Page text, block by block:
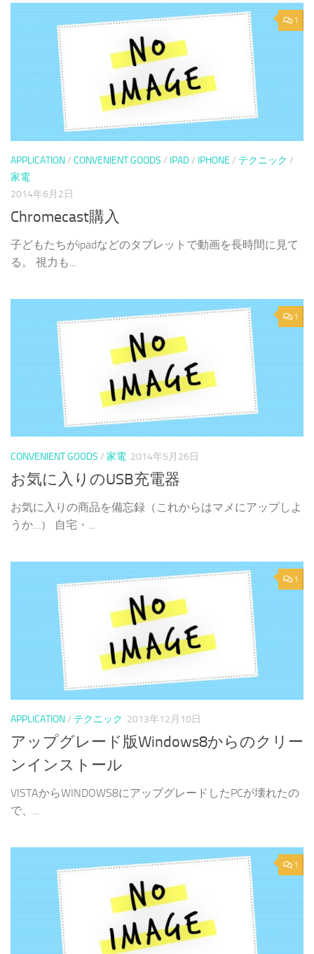
1
APPLICATION/ CONVENIENT GOODS / IPAD/ IPHONE / テクニック /
家電
2014年6月2日
Chromecast購入
子どもたちがipadなどのタブレットで動画を長時間に見て
る。 視力も...
1
CONVENIENT GOODS / 家電 2014年5月26日
お気に入りのUSB充電器
お気に入りの商品を備忘録（これからはマメにアップしよ
うか…） 自宅・...
1
APPLICATION/ テクニック 2013年12月10日
アップグレード版Windows8からのクリー
ンインストール
VISTAからWINDOWS8にアップグレードしたPCが壊れたの
で、...
1